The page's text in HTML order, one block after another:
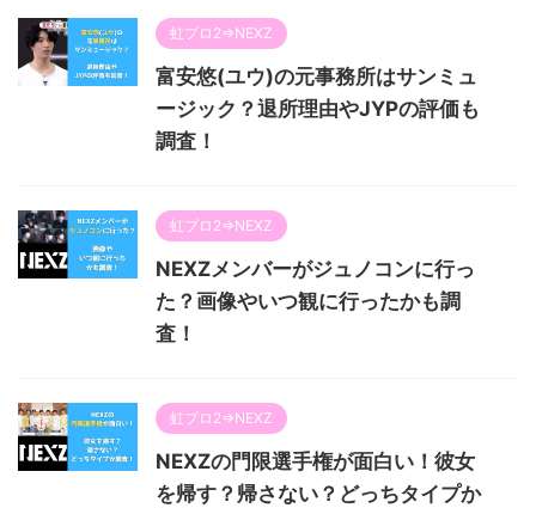
虹プロ2⇒NEXZ
富安悠(ユウ)の元事務所はサンミュ
ージック？退所理由やJYPの評価も
調査！
虹プロ2⇒NEXZ
NEXZメンバーがジュノコンに行っ
た？画像やいつ観に行ったかも調
査！
虹プロ2⇒NEXZ
NEXZの門限選手権が面白い！彼女
を帰す？帰さない？どっちタイプか